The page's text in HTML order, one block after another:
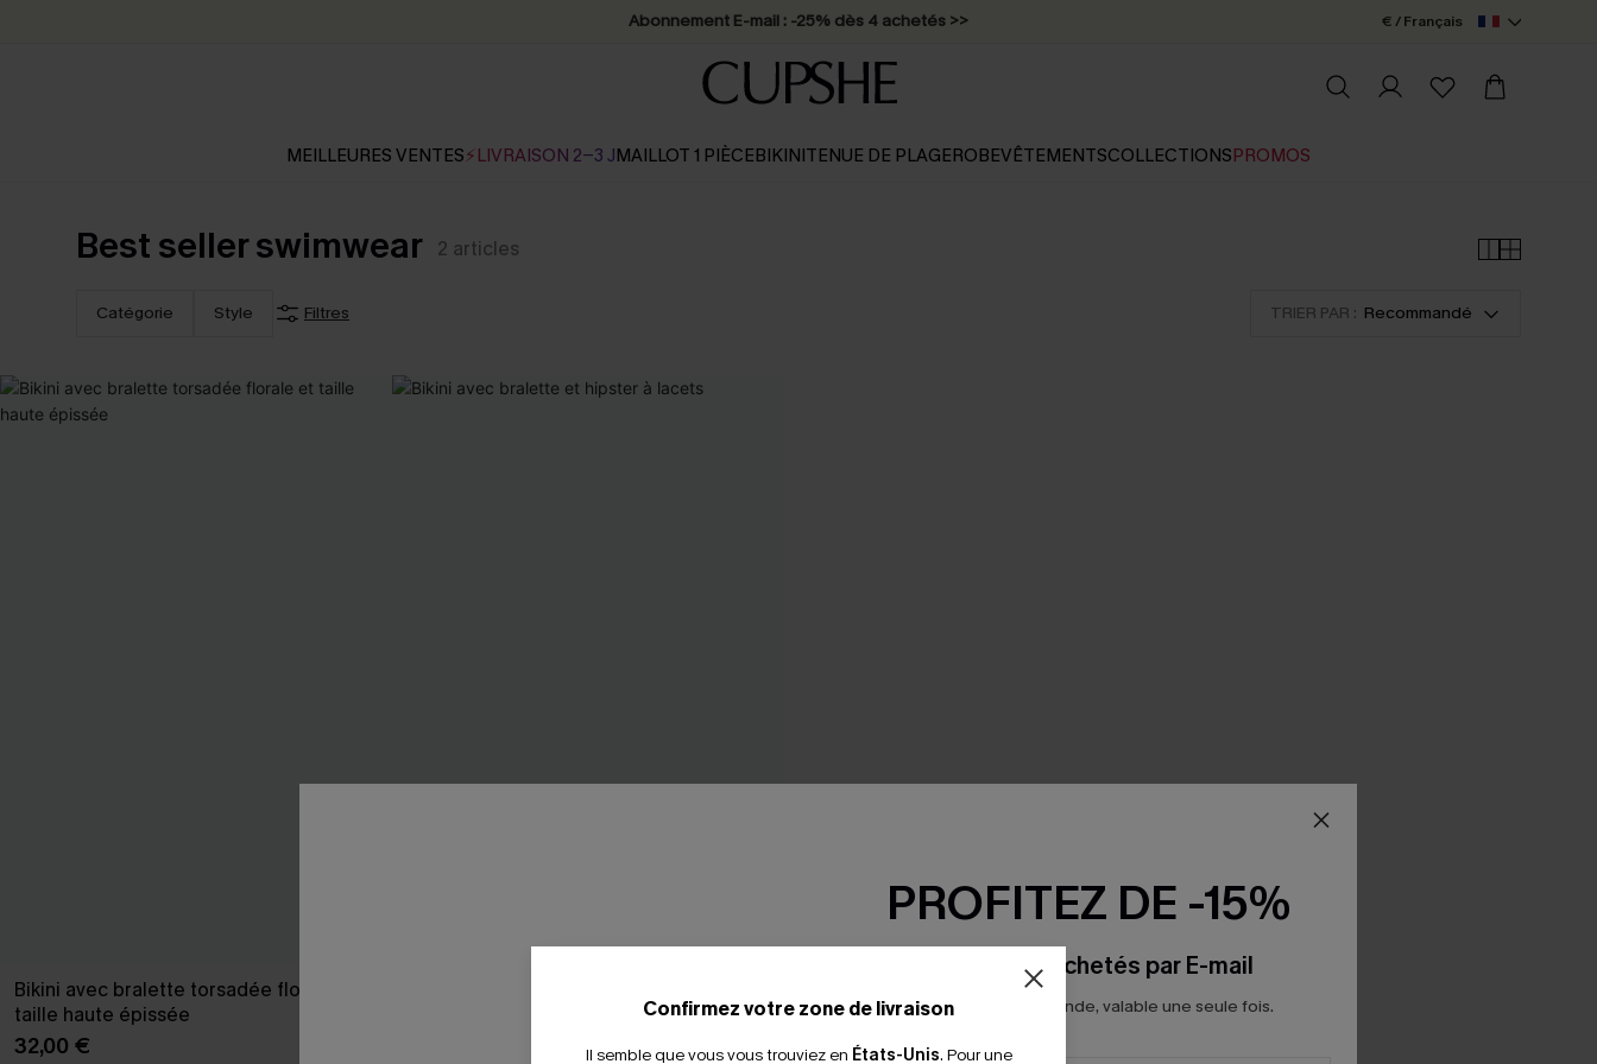
Abonnement E-mail : -25% dès 4 achetés >> € / Français
MEILLEURES VENTES⚡LIVRAISON 2-3 JMAILLOT 1 PIÈCEBIKINITENUE DE PLAGEROBEVÊTEMENTSCOLLECTIONSPROMOS
Best seller swimwear 2 articles
Catégorie Style Filtres TRIER PAR : Recommandé
Bikini avec bralette torsadée florale et
taille haute épissée
32,00 €
Confirmez votre zone de livraison
Il semble que vous vous trouviez en États-Unis. Pour une
PROFITEZ DE -15%
-15% dès 2 Achetés par E-mail
*Un code par commande, valable une seule fois.